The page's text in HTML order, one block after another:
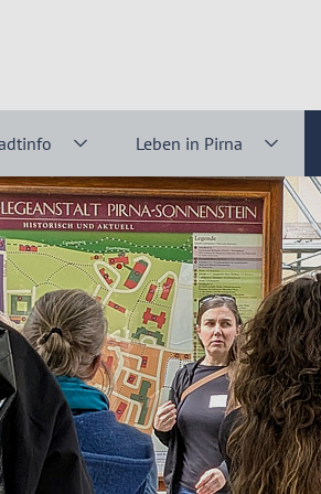
Leben in Pirna